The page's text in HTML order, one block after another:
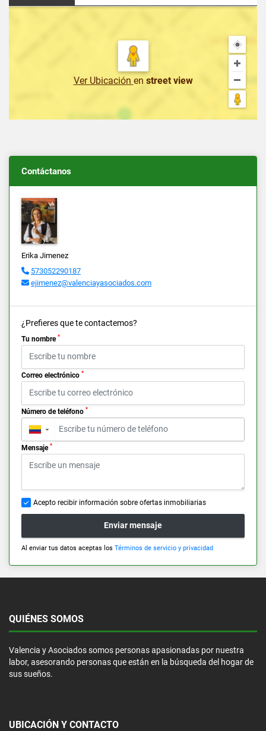
Ver Ubicación en street view
Contáctanos
Erika Jimenez
573052290187
ejimenez@valenciayasociados.com
¿Prefieres que te contactemos?
Tu nombre *
Correo electrónico *
Número de teléfono *
▼
Mensaje *
Acepto recibir información sobre ofertas inmobiliarias
Enviar mensaje
Al enviar tus datos aceptas los Términos de servicio y privacidad
QUIÉNES SOMOS
Valencia y Asociados somos personas apasionadas por nuestra
labor, asesorando personas que están en la búsqueda del hogar de
sus sueños.
UBICACIÓN Y CONTACTO